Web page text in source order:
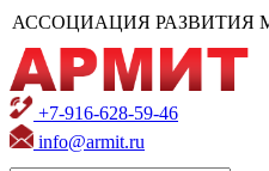
АССОЦИАЦИЯ
+7-916-628-59-46
info@armit.ru